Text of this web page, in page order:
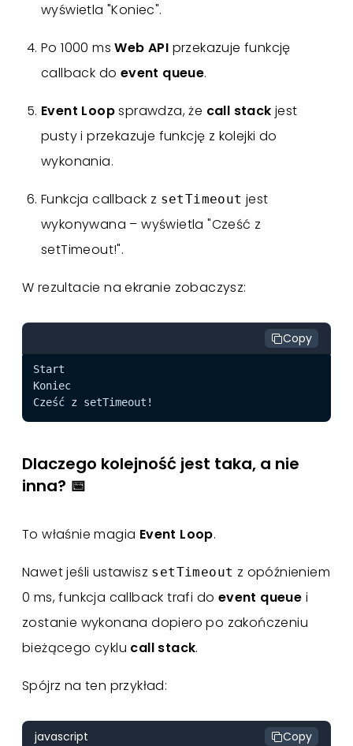
wyświetla "Koniec".
Po 1000 msWeb API przekazuje funkcję
callback do event queue.
Event Loopsprawdza, że call stack jest
pusty i przekazuje funkcję z kolejki do
wykonania.
Funkcja callback z setTimeout jest
wykonywana – wyświetla "Cześć z
setTimeout!".
W rezultacie na ekranie zobaczysz:
Copy
Dlaczego kolejność jest taka, a nie
inna? 📅
To właśnie magia Event Loop.
Nawet jeśli ustawisz setTimeout z opóźnieniem
0 ms, funkcja callback trafi do event queue i
zostanie wykonana dopiero po zakończeniu
bieżącego cyklu call stack.
Spójrz na ten przykład:
javascript Copy